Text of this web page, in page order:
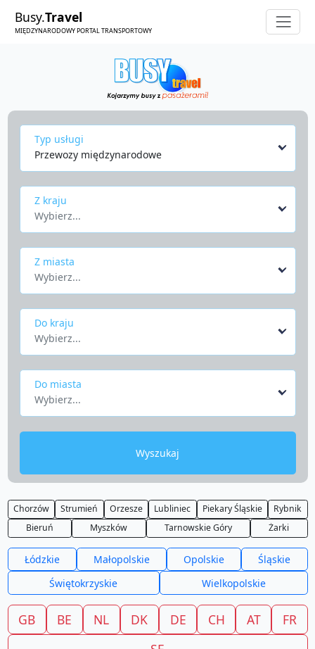
Busy.Travel
MIĘDZYNARODOWY PORTAL TRANSPORTOWY
Typ usługi
Przewozy międzynarodowe
Z kraju
Wybierz...
Z miasta
Wybierz...
Do kraju
Wybierz...
Do miasta
Wybierz...
Wyszukaj
Chorzów Strumień Orzesze Lubliniec Piekary Śląskie
Rybnik
Bieruń
Myszków Tarnowskie Góry Żarki
Łódzkie Małopolskie Opolskie
Śląskie
Świętokrzyskie
Wielkopolskie
GB BE NL DK DE CH AT
FR